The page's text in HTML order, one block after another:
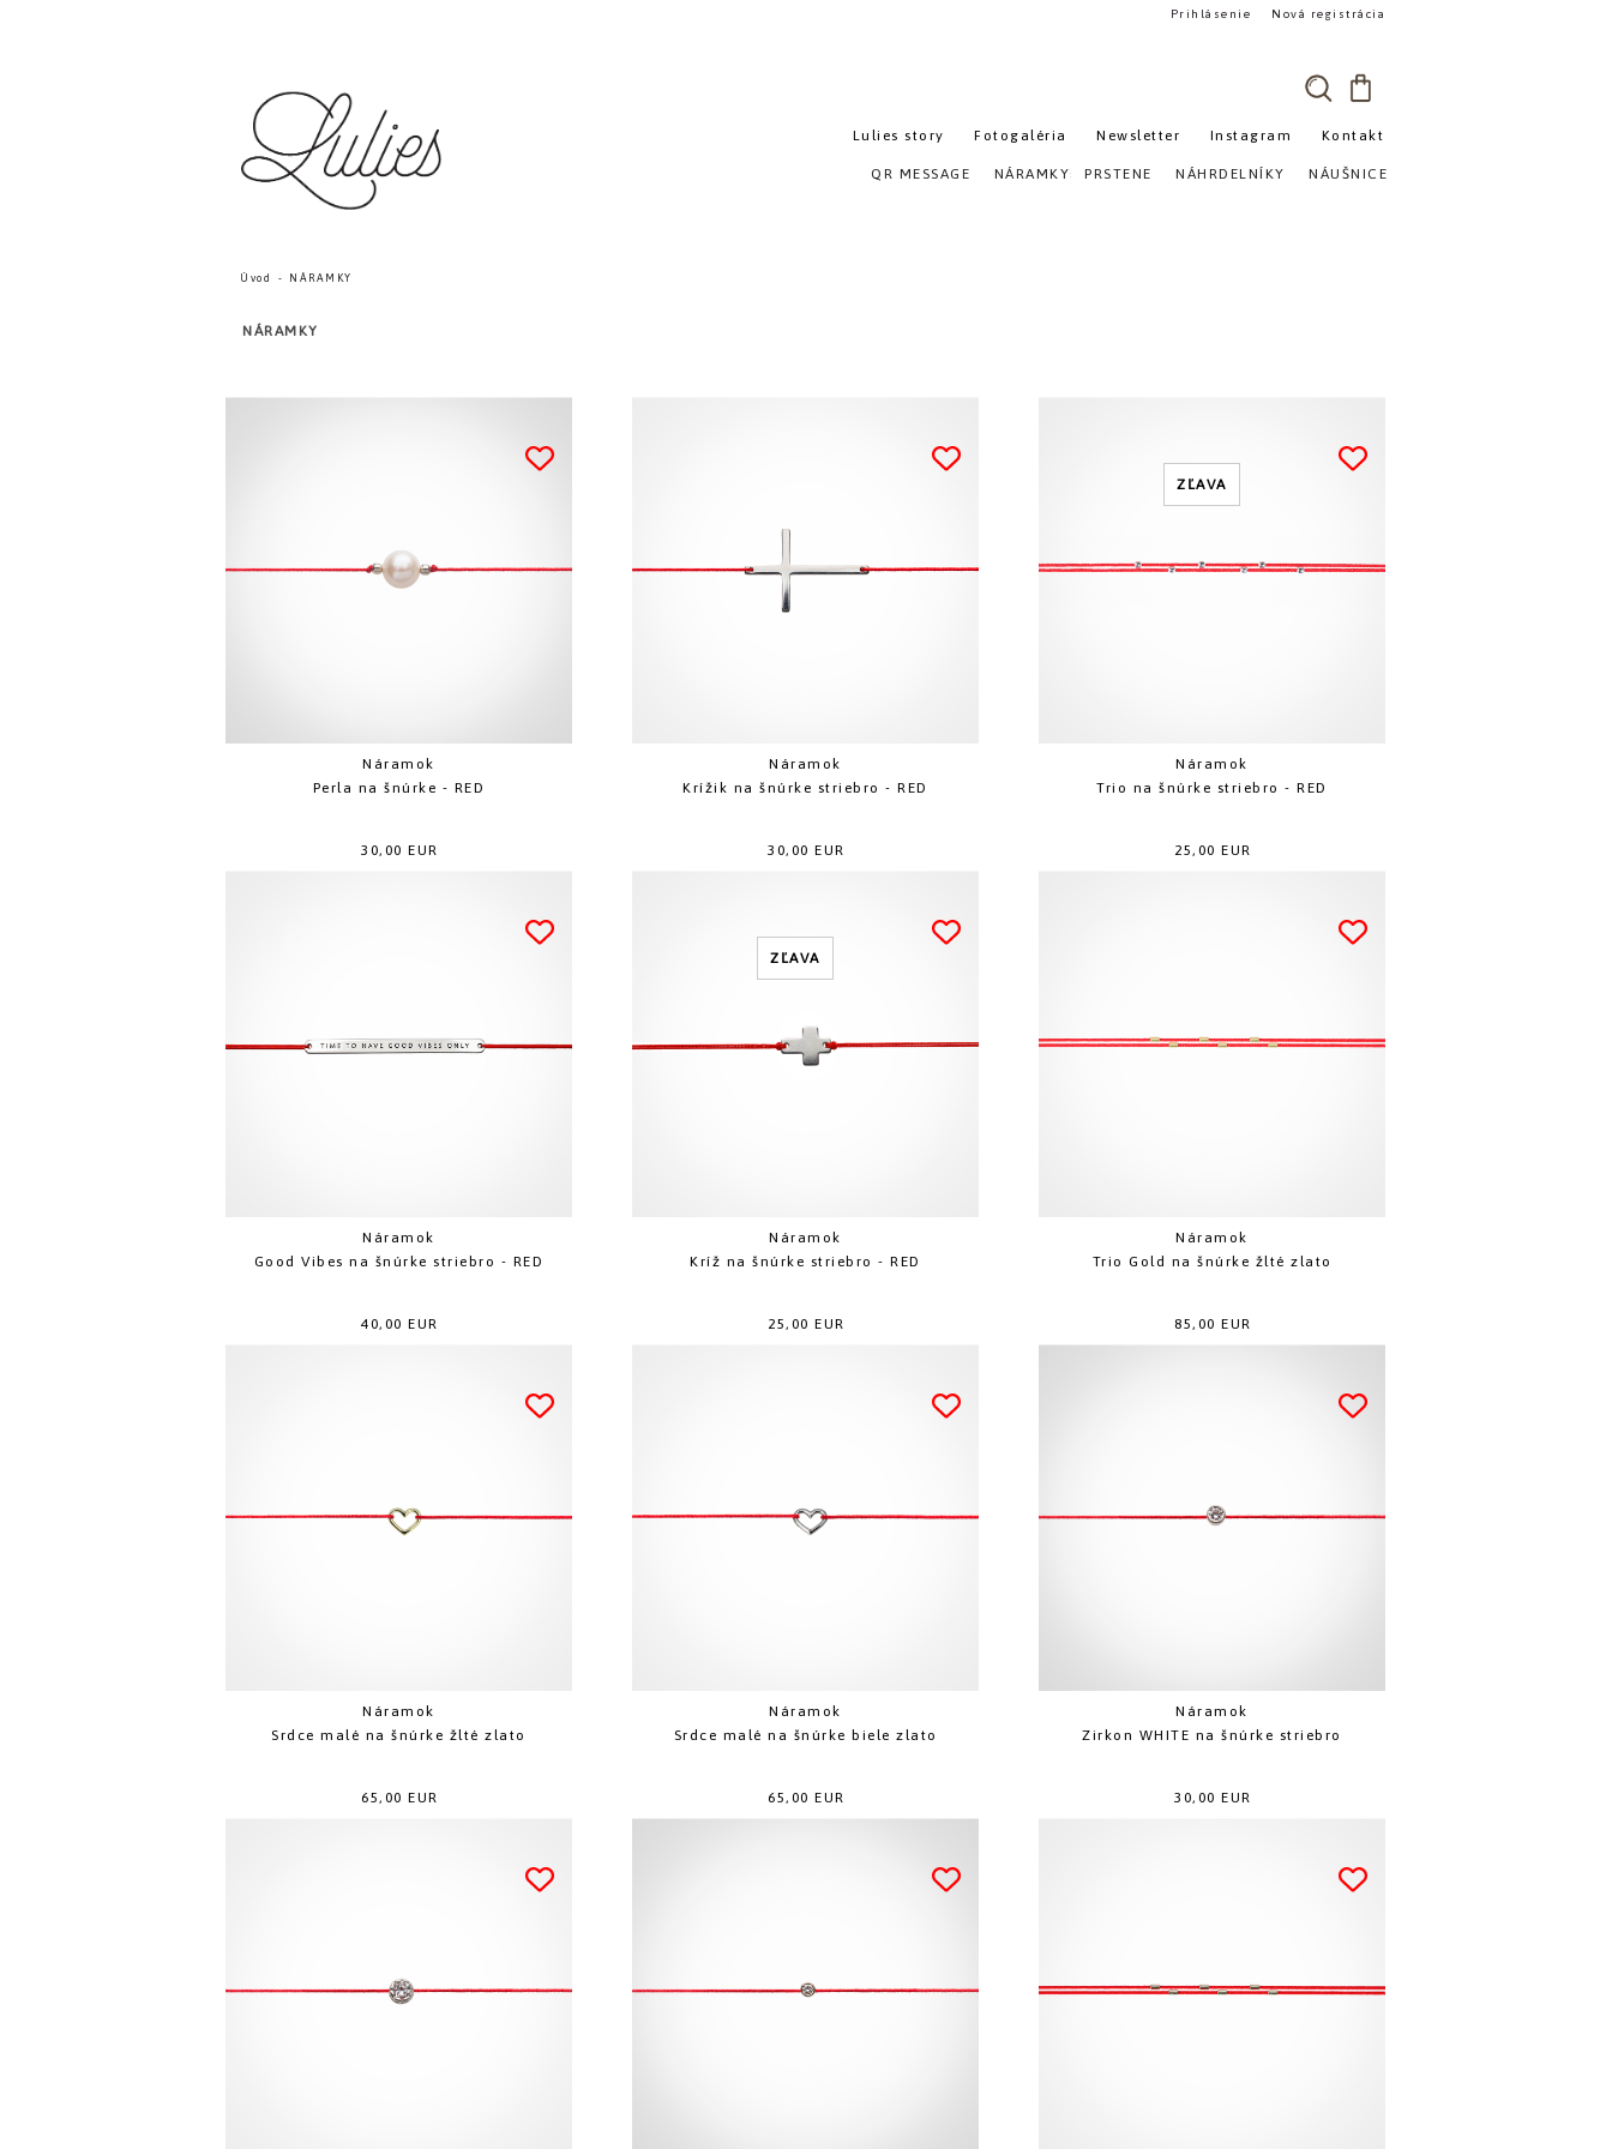
Lulies story Fotogaléria Newsletter Instagram Kontakt
Prihlásenie Nová registrácia
QR MESSAGE NÁRAMKY» PRSTENE NÁHRDELNÍKY NÁUŠNICE
Úvod NÁRAMKY
NÁRAMKY
Náramok
Perla na šnúrke - RED
30,00 EUR
Náramok
Krížik na šnúrke striebro - RED
30,00 EUR
Náramok
Trio na šnúrke striebro - RED
25,00 EUR
ZĽAVA
Náramok
Good Vibes na šnúrke striebro - RED
40,00 EUR
Náramok
Kríž na šnúrke striebro - RED
25,00 EUR
ZĽAVA
Náramok
Trio Gold na šnúrke žlté zlato
85,00 EUR
Náramok
Srdce malé na šnúrke žlté zlato
65,00 EUR
Náramok
Srdce malé na šnúrke biele zlato
65,00 EUR
Náramok
Zirkon WHITE na šnúrke striebro
30,00 EUR